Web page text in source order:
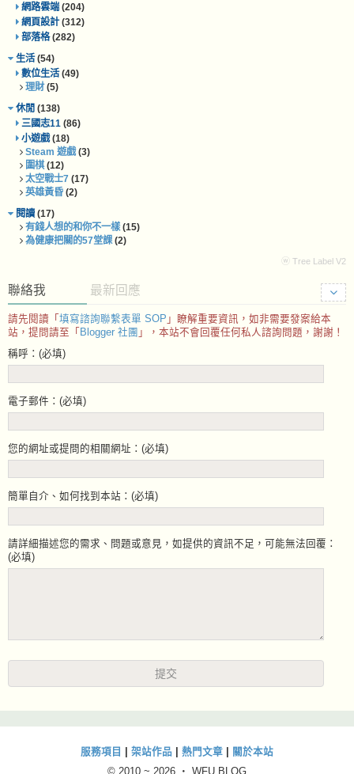
網路雲端(204)
網頁設計(312)
部落格(282)
生活(54)
數位生活(49)
理財(5)
休閒 (138)
三國志11 (86)
小遊戲(18)
Steam 遊戲(3)
圍棋(12)
太空戰士7 (17)
英雄黃昏 (2)
閱讀 (17)
有錢人想的和你不一樣(15)
為健康把關的57堂課(2)
ⓦ Tree Label V2
聯絡我 最新回應
請先閱讀「 填寫諮詢聯繫表單 SOP 」瞭解重要資訊，如非需要發案給本
站，提問請至「 Blogger 社團 」，本站不會回覆任何私人諮詢問題，謝謝！
稱呼：(必填)
電子郵件：(必填)
您的網址或提問的相關網址：(必填)
簡單自介、如何找到本站：(必填)
請詳細描述您的需求、問題或意見，如提供的資訊不足，可能無法回覆：
(必填)
服務項目 架站作品 熱門文章
關於本站
© 2010 ~ 2026 ‧ WFU BLOG